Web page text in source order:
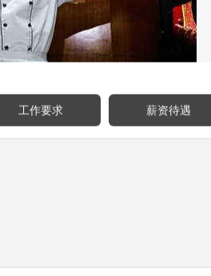
工作要求 薪资待遇